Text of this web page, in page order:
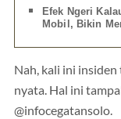
Efek Ngeri
Mobil, Bikin
Nah, kali ini
nyata. Hal ini
@infocegatansolo.